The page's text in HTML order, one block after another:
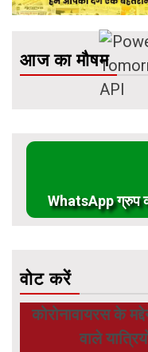
आज का मौषम
WhatsApp ग्रुप
वोट करें
कोरोनावायरस के
वाले